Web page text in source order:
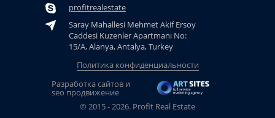
profitrealestate
Saray Mahallesi Mehmet Akif Ersoy
Caddesi Kuzenler Apartmanı No:
15/A, Alanya, Antalya, Turkey
© 2015 - 2026. Profit Real Estate
Политика конфиденциальности
Разработка сайтов и
seo продвижение